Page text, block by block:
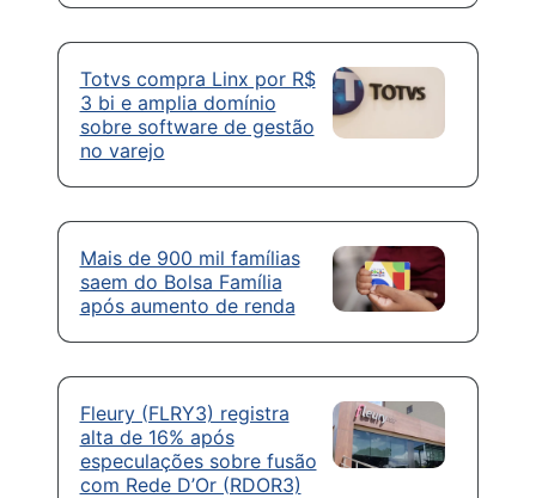
Totvs compra Linx por R$
3 bi e amplia domínio
sobre software de gestão
no varejo
Mais de 900 mil famílias
saem do Bolsa Família
após aumento de renda
Fleury (FLRY3) registra
alta de 16% após
especulações sobre fusão
com Rede D’Or (RDOR3)